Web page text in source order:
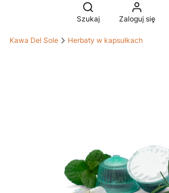
Otwórz wyszukiwarkę
Szukaj Zaloguj się
Kawa Del Sole Herbaty w kapsułkach